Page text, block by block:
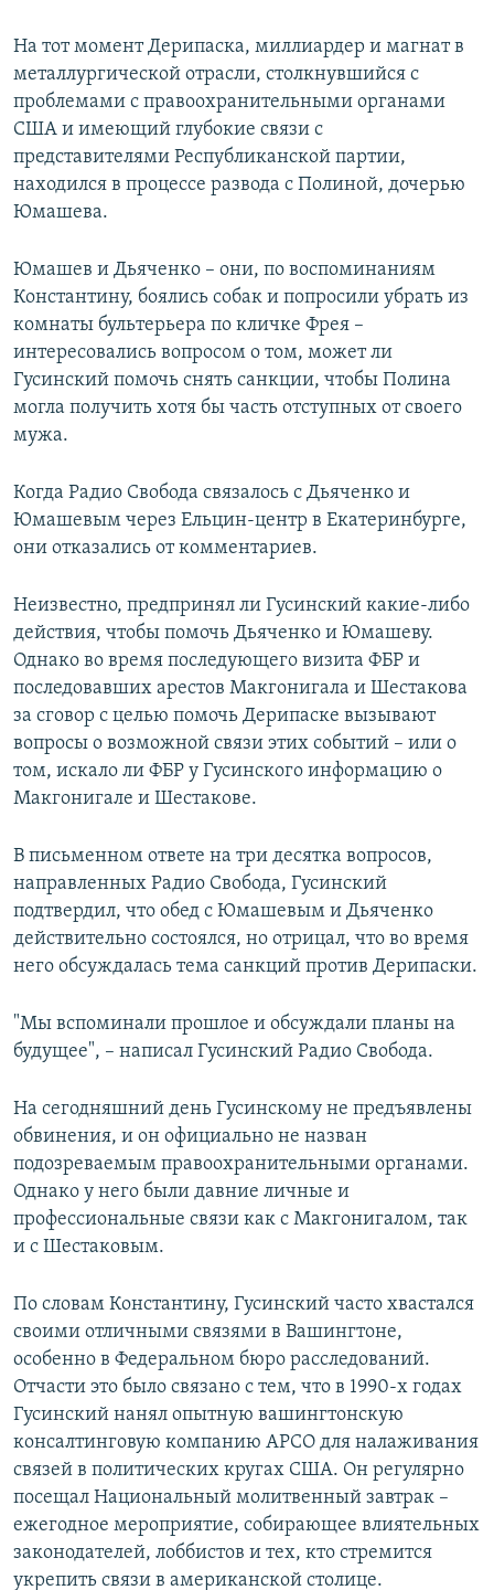
На тот момент Дерипаска, миллиардер и магнат в
металлургической отрасли, столкнувшийся с
проблемами с правоохранительными органами
США и имеющий глубокие связи с
представителями Республиканской партии,
находился в процессе развода с Полиной, дочерью
Юмашева.
Юмашев и Дьяченко – они, по воспоминаниям
Константину, боялись собак и попросили убрать из
комнаты бультерьера по кличке Фрея –
интересовались вопросом о том, может ли
Гусинский помочь снять санкции, чтобы Полина
могла получить хотя бы часть отступных от своего
мужа.
Когда Радио Свобода связалось с Дьяченко и
Юмашевым через Ельцин-центр в Екатеринбурге,
они отказались от комментариев.
Неизвестно, предпринял ли Гусинский какие-либо
действия, чтобы помочь Дьяченко и Юмашеву.
Однако во время последующего визита ФБР и
последовавших арестов Макгонигала и Шестакова
за сговор с целью помочь Дерипаске вызывают
вопросы о возможной связи этих событий – или о
том, искало ли ФБР у Гусинского информацию о
Макгонигале и Шестакове.
В письменном ответе на три десятка вопросов,
направленных Радио Свобода, Гусинский
подтвердил, что обед с Юмашевым и Дьяченко
действительно состоялся, но отрицал, что во время
него обсуждалась тема санкций против Дерипаски.
"Мы вспоминали прошлое и обсуждали планы на
будущее", – написал Гусинский Радио Свобода.
На сегодняшний день Гусинскому не предъявлены
обвинения, и он официально не назван
подозреваемым правоохранительными органами.
Однако у него были давние личные и
профессиональные связи как с Макгонигалом, так
и с Шестаковым.
По словам Константину, Гусинский часто хвастался
своими отличными связями в Вашингтоне,
особенно в Федеральном бюро расследований.
Отчасти это было связано с тем, что в 1990-х годах
Гусинский нанял опытную вашингтонскую
консалтинговую компанию APCO для налаживания
связей в политических кругах США. Он регулярно
посещал Национальный молитвенный завтрак –
ежегодное мероприятие, собирающее влиятельных
законодателей, лоббистов и тех, кто стремится
укрепить связи в американской столице.